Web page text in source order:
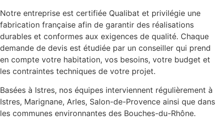
Notre entreprise est certifiée Qualibat et privilégie une
fabrication française afin de garantir des réalisations
durables et conformes aux exigences de qualité. Chaque
demande de devis est étudiée par un conseiller qui prend
en compte votre habitation, vos besoins, votre budget et
les contraintes techniques de votre projet.
Basées à Istres, nos équipes interviennent régulièrement à
Istres, Marignane, Arles, Salon-de-Provence ainsi que dans
les communes environnantes des Bouches-du-Rhône.